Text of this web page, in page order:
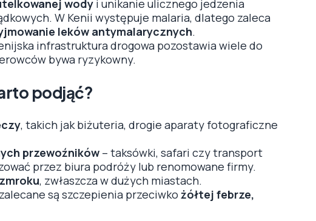
wody i unikanie ulicznego jedzenia
W Kenii występuje malaria, dlatego zaleca
leków antymalarycznych.
infrastruktura drogowa pozostawia wiele do
bywa ryzykowny.
podjąć?
, takich jak biżuteria, drogie aparaty fotograficzne
przewoźników – taksówki, safari czy transport
przez biura podróży lub renomowane firmy.
, zwłaszcza w dużych miastach.
są szczepienia przeciwko żółtej febrze,